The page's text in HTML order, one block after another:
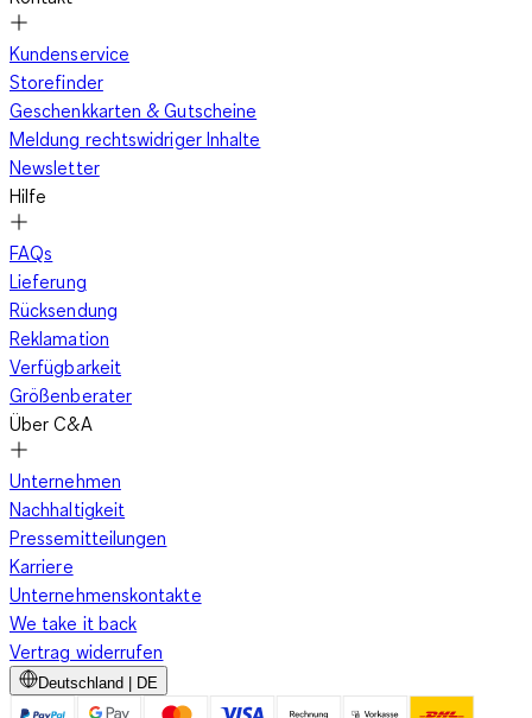
Kundenservice
Storefinder
Geschenkkarten & Gutscheine
Meldung rechtswidriger Inhalte
Newsletter
Hilfe
FAQs
Lieferung
Rücksendung
Reklamation
Verfügbarkeit
Größenberater
Über C&A
Unternehmen
Nachhaltigkeit
Pressemitteilungen
Karriere
Unternehmenskontakte
We take it back
Vertrag widerrufen
Deutschland | DE